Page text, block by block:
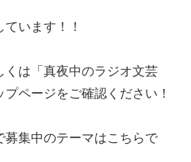
います！！
は「真夜中のラジオ文芸
ページをご確認ください！
集中のテーマはこちらで